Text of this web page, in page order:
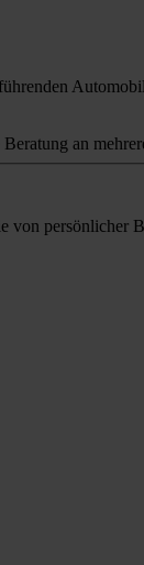
an
persönlicher